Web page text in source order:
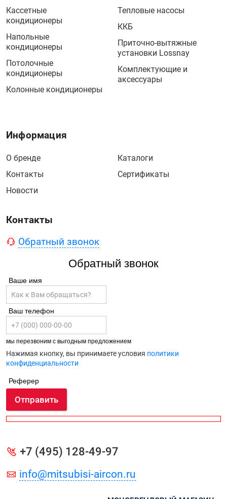
Кассетные
кондиционеры
Напольные
кондиционеры
Потолочные
кондиционеры
Колонные кондиционеры
Тепловые насосы
ККБ
Приточно-вытяжные
установки Lossnay
Комплектующие и
аксессуары
Информация
О бренде
Контакты
Новости
Каталоги
Сертификаты
Контакты
Обратный звонок
Обратный звонок
Ваше имя
Ваш телефон
мы перезвоним с выгодным предложением
Нажимая кнопку, вы принимаете условия политики
конфиденциальности
Реферер
Отправить
+7 (495) 128-49-97
info@mitsubisi-aircon.ru